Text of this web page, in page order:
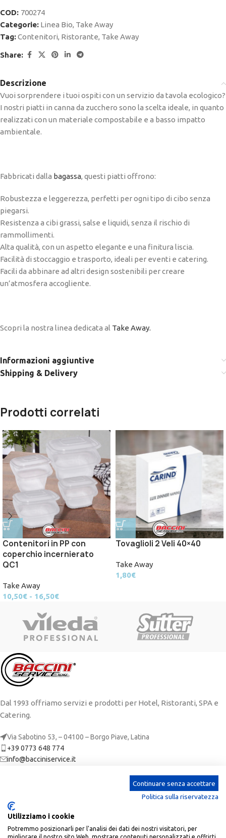
COD: 700274
Categorie: Linea Bio, Take Away
Tag:Contenitori, Ristorante, Take Away
Share:
Descrizione
Vuoi sorprendere i tuoi ospiti con un servizio da tavola ecologico?
I nostri piatti in canna da zucchero sono la scelta ideale, in quanto
realizzati con un materiale compostabile e a basso impatto
ambientale.
Fabbricati dalla bagassa, questi piatti offrono:
Robustezza e leggerezza, perfetti per ogni tipo di cibo senza
piegarsi.
Resistenza a cibi grassi, salse e liquidi, senza il rischio di
rammollimenti.
Alta qualità, con un aspetto elegante e una finitura liscia.
Facilità di stoccaggio e trasporto, ideali per eventi e catering.
Facili da abbinare ad altri design sostenibili per creare
un’atmosfera accogliente.
Scopri la nostra linea dedicata al Take Away.
Informazioni aggiuntive
Shipping & Delivery
Prodotti correlati
Contenitori in PP con
coperchio incernierato
QC1
Take Away
10,50€ - 16,50€
Tovaglioli 2 Veli 40×40
Take Away
1,80€
Dal 1993 offriamo servizi e prodotti per Hotel, Ristoranti, SPA e
Catering.
Via Sabotino 53, – 04100 – Borgo Piave, Latina
+39 0773 648 774
info@bacciniservice.it
CATEGORIE
Continuare senza accettare
Politica sulla riservatezza
Utilizziamo i cookie
Potremmo posizionarli per l'analisi dei dati dei nostri visitatori, per